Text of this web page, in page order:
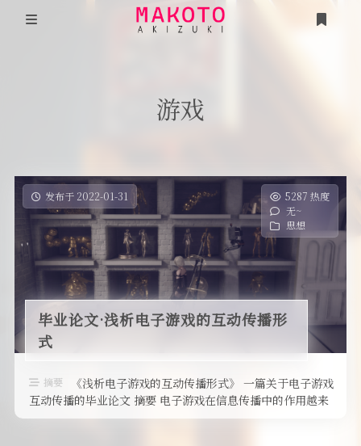
《看见·后疫情时代》
《谣言》
毕业论文·浅析电子游戏的互动传播形式
编程笔记
分类
时光
友人帐
游戏
述己
隐私政策
游戏
发布于 2022-01-31
5287 热度
无~
思想
毕业论文·浅析电子游戏的互动传播形
式
摘要
《浅析电子游戏的互动传播形式》 一篇关于电子游戏
互动传播的毕业论文 摘要 电子游戏在信息传播中的作用越来
越显著，传播内容也越来越多 …